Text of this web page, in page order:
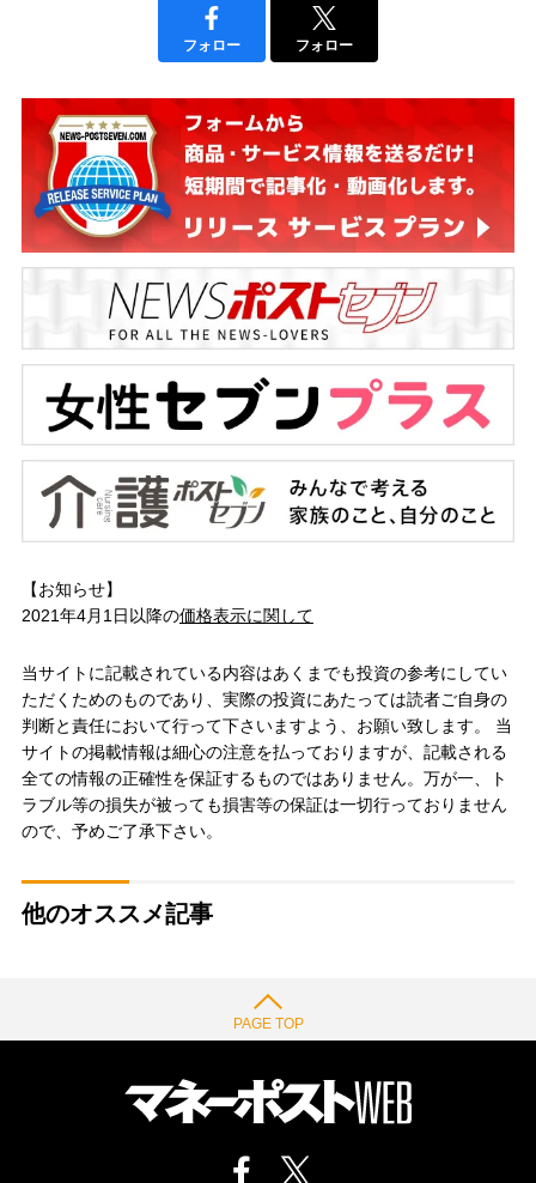
フォロー フォロー
【お知らせ】
2021年4月1日以降の価格表示に関して
当サイトに記載されている内容はあくまでも投資の参考にしてい
ただくためのものであり、実際の投資にあたっては読者ご自身の
判断と責任において行って下さいますよう、お願い致します。 当
サイトの掲載情報は細心の注意を払っておりますが、記載される
全ての情報の正確性を保証するものではありません。万が一、ト
ラブル等の損失が被っても損害等の保証は一切行っておりません
ので、予めご了承下さい。
他のオススメ記事
PAGE TOP